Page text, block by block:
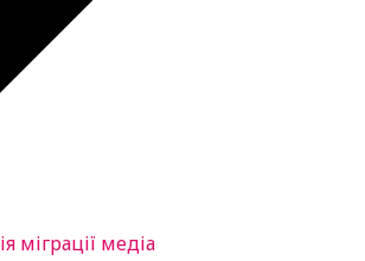
міграції медіа